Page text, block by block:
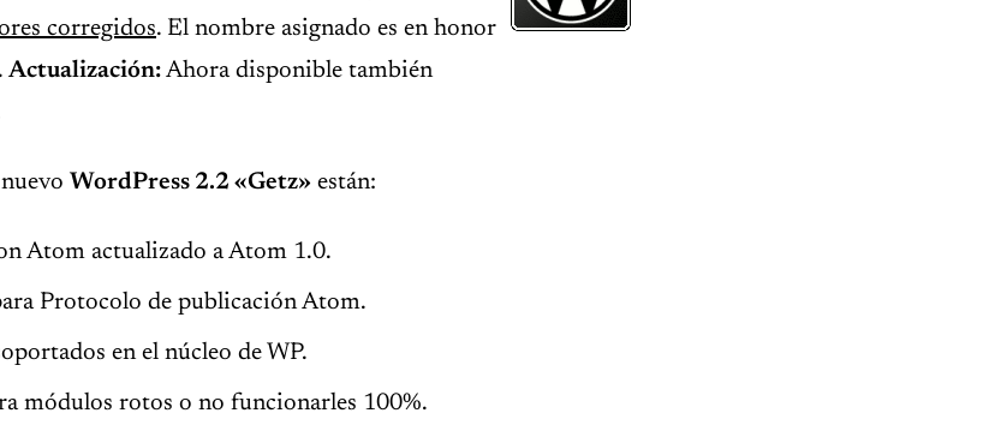
corregidos. El nombre asignado es en honor
Actualización: Ahora disponible también
WordPress 2.2 «Getz» están:
Atom actualizado a Atom 1.0.
Protocolo de publicación Atom.
en el núcleo de WP.
módulos rotos o no funcionarles 100%.